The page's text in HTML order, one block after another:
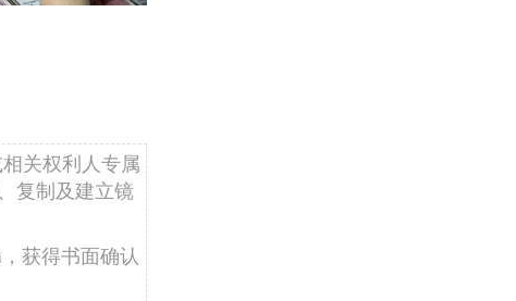
关权利人专属
复制及建立镜
，获得书面确认